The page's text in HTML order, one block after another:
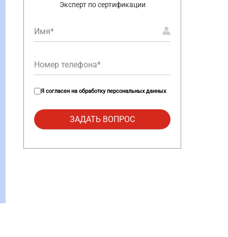
Эксперт по сертификации
Я согласен на обработку персональных данных